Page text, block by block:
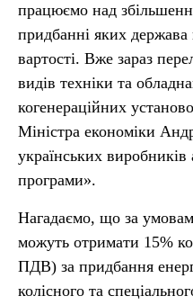
працюємо над
придбанні яких держава
вартості. Вже зараз
видів техніки та
когенераційних
Міністра економіки
українських
програми».
Нагадаємо, що за
можуть отримати 15%
ПДВ) за придбання
колісного та